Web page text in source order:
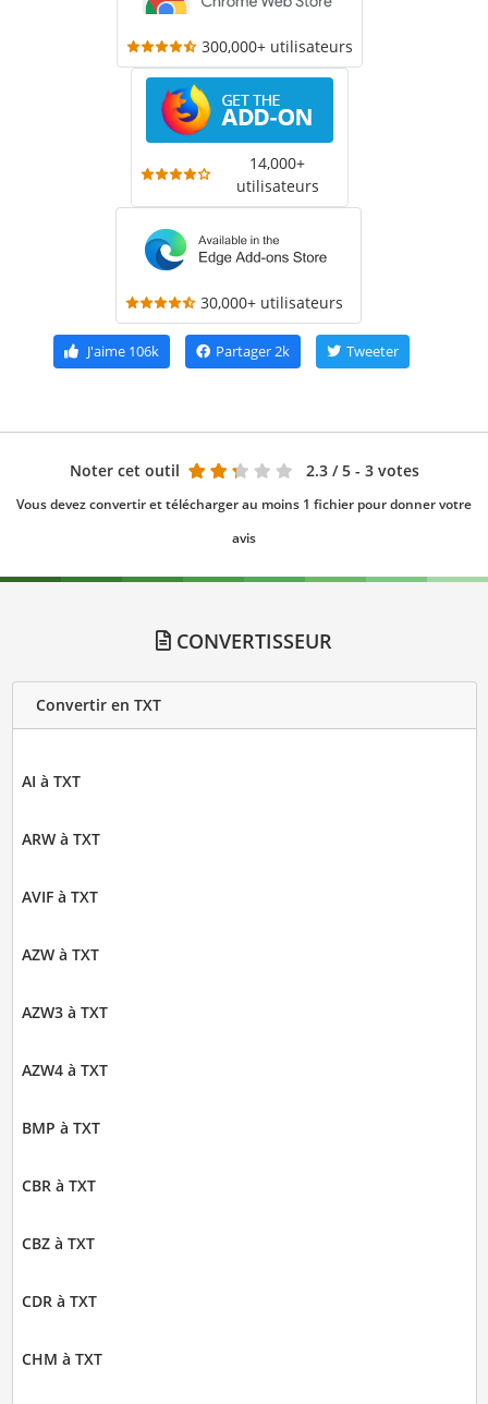
300,000+ utilisateurs
14,000+
utilisateurs
30,000+ utilisateurs
J'aime106k Partager2k Tweeter
Noter cet outil 2.3 / 5 - 3 votes
Vous devez convertir et télécharger au moins 1 fichier pour donner votre
avis
CONVERTISSEUR
Convertir en TXT
AI à TXT
ARW à TXT
AVIF à TXT
AZW à TXT
AZW3 à TXT
AZW4 à TXT
BMP à TXT
CBR à TXT
CBZ à TXT
CDR à TXT
CHM à TXT